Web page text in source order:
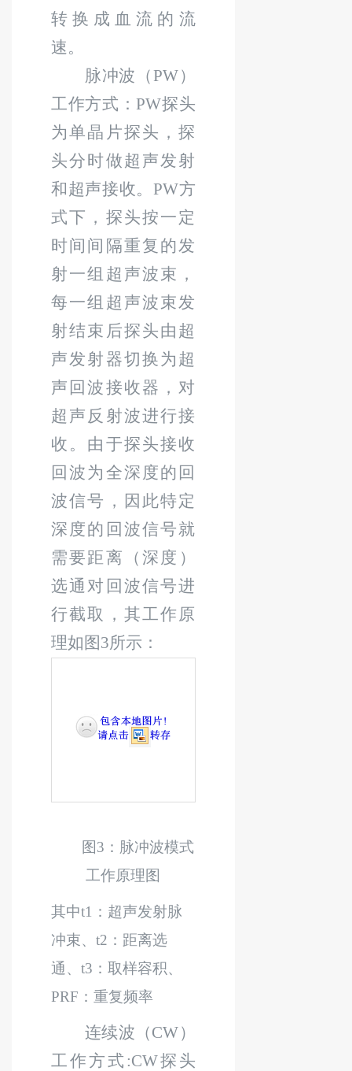
转换成血流的流
速。
脉冲波（PW）
工作方式：PW探头
为单晶片探头，探
头分时做超声发射
和超声接收。 PW方
式下，探头按一定
时间间隔重复的发
射一组超声波束，
每一组超声波束发
射结束后探头由超
声发射器切换为超
声回波接收器，对
超声反射波进行接
收。由于探头接收
回波为全深度的回
波信号，因此特定
深度的回波信号就
需要距离（深度）
选通对回波信号进
行截取，其工作原
理如图3所示：
图3 ：脉冲波模式
工作原理图
其中t1 ：超声发射脉
冲束、 t2 ：距离选
通、 t3 ：取样容积、
PRF ：重复频率
连续波（CW）
工作方式 :CW探头